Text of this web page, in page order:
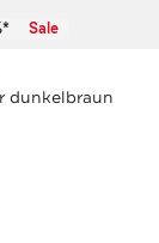
Sale
dunkelbraun